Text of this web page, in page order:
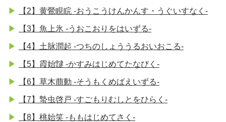
【2】黄鶯睍睆 -おうこうけんかんす・うぐいすなく-
【3】魚上氷 -うおこおりをはいずる-
【4】土脉潤起 -つちのしょううるおいおこる-
【5】霞始靆 -かすみはじめてたなびく-
【6】草木萠動 -そうもくめばえいずる-
【7】蟄虫啓戸 -すごもりむしとをひらく-
【8】桃始笑 -ももはじめてさく-